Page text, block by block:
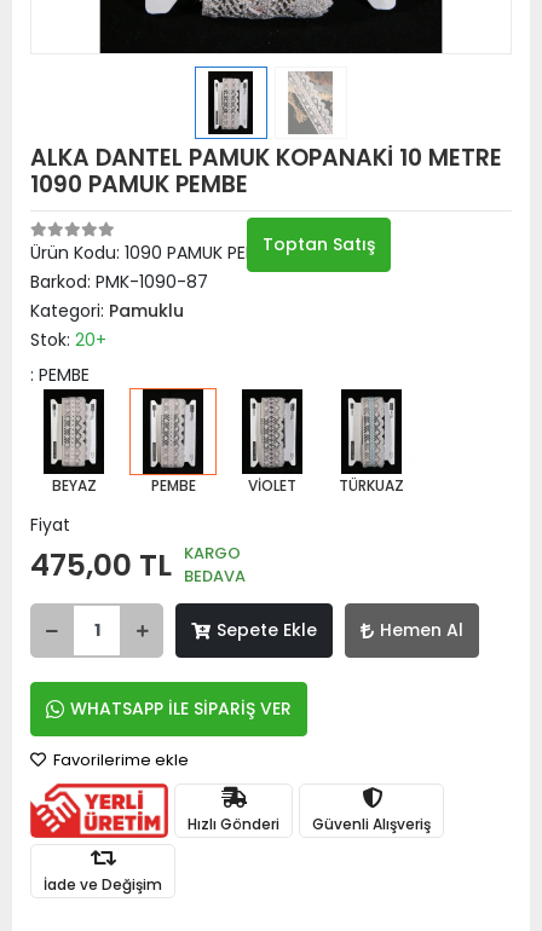
ALKA DANTEL PAMUK KOPANAKİ 10 METRE
1090 PAMUK PEMBE
Ürün Kodu: 1090 PAMUK PEMBE
Barkod: PMK-1090-87
Kategori: Pamuklu
Stok: 20+
: PEMBE
BEYAZ PEMBE VİOLET TÜRKUAZ
Fiyat
475,00 TL KARGO
BEDAVA
Sepete Ekle Hemen Al
WHATSAPP İLE SİPARİŞ VER
Toptan Satış
Favorilerime ekle
Hızlı Gönderi Güvenli Alışveriş
İade ve Değişim